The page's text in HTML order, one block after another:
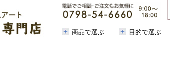
商品で選ぶ 目的で選ぶ